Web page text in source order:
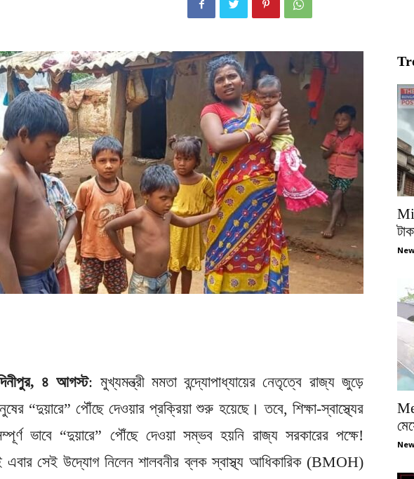
৪ আগস্ট: মুখ্যমন্ত্রী মমতা বন্দ্যোপাধ্যায়ের নেতৃত্বে রাজ্য জুড়ে
“দুয়ারে” পৌঁছে দেওয়ার প্রক্রিয়া শুরু হয়েছে। তবে, শিক্ষা-স্বাস্থ্যের
ভাবে “দুয়ারে” পৌঁছে দেওয়া সম্ভব হয়নি রাজ্য সরকারের পক্ষে!
এবার সেই উদ্যোগ নিলেন শালবনীর ব্লক স্বাস্থ্য আধিকারিক (BMOH)